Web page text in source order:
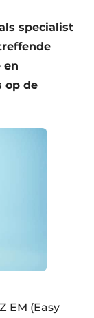
specialist
en
op de
EM (Easy